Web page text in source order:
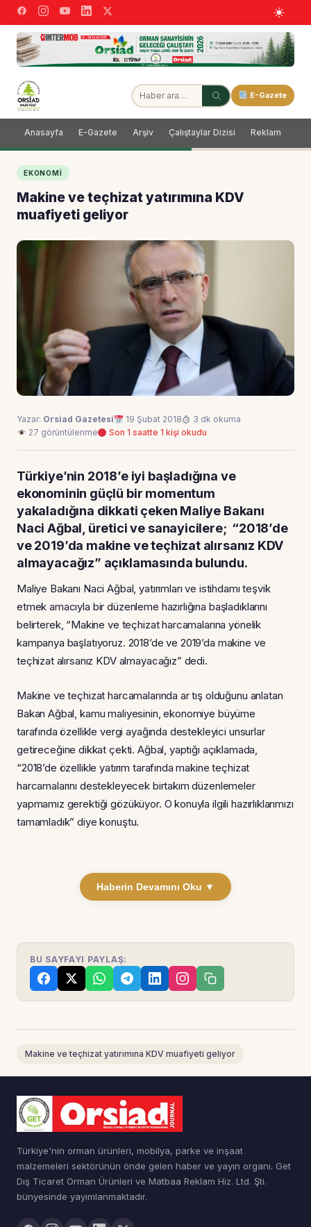
E-Gazete
Anasayfa E-Gazete Arşiv Çalıştaylar Dizisi Reklam
EKONOMI
Makine ve teçhizat yatırımına KDV
muafiyeti geliyor
Yazar: Orsiad Gazetesi 19 Şubat 2018
3 dk okuma
27 görüntülenme
Son 1 saatte 1 kişi okudu
Türkiye’nin 2018’e iyi başladığına ve
ekonominin güçlü bir momentum
yakaladığına dikkati çeken Maliye Bakanı
Naci Ağbal, üretici ve sanayicilere; “2018’de
ve 2019’da makine ve teçhizat alırsanız KDV
almayacağız” açıklamasında bulundu.
Maliye Bakanı Naci Ağbal, yatırımları ve istihdamı teşvik
etmek amacıyla bir düzenleme hazırlığına başladıklarını
belirterek, “Makine ve teçhizat harcamalarına yönelik
kampanya başlatıyoruz. 2018’de ve 2019’da makine ve
teçhizat alırsanız KDV almayacağız” dedi.
Makine ve teçhizat harcamalarında ar tış olduğunu anlatan
Bakan Ağbal, kamu maliyesinin, ekonomiye büyüme
tarafında özellikle vergi ayağında destekleyici unsurlar
getireceğine dikkat çekti. Ağbal, yaptığı açıklamada,
“2018’de özellikle yatırım tarafında makine teçhizat
harcamalarını destekleyecek birtakım düzenlemeler
yapmamız gerektiği gözüküyor. O konuyla ilgili hazırlıklarımızı
tamamladık” diye konuştu.
Haberin Devamını Oku ▼
BU SAYFAYI PAYLAŞ:
Makine ve teçhizat yatırımına KDV muafiyeti geliyor
Türkiye'nin orman ürünleri, mobilya, parke ve inşaat
malzemeleri sektörünün önde gelen haber ve yayın organı. Get
Dış Ticaret Orman Ürünleri ve Matbaa Reklam Hiz. Ltd. Şti.
bünyesinde yayımlanmaktadır.